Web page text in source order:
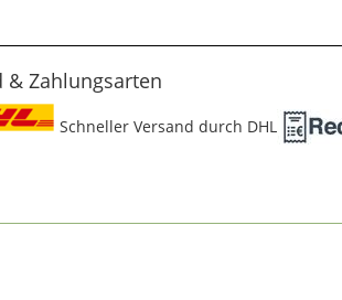
& Zahlungsarten
Schneller Versand durch DHL